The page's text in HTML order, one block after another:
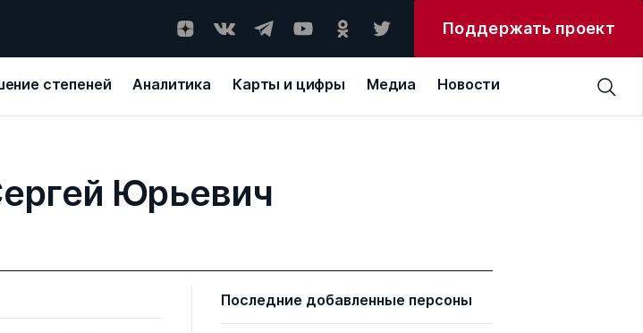
Поддержать проект
степеней Аналитика Карты и цифры Медиа Новости
Юрьевич
Последние добавленные персоны